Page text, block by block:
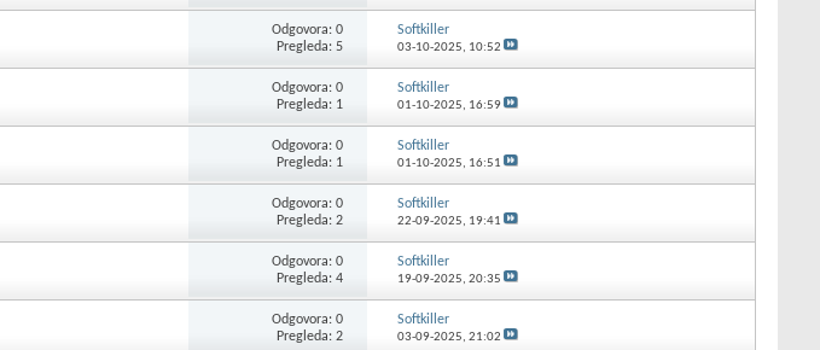
Odgovora: 0
Pregleda: 5
Softkiller
03-10-2025, 10:52
Odgovora: 0
Pregleda: 1
Softkiller
01-10-2025, 16:59
Odgovora: 0
Pregleda: 1
Softkiller
01-10-2025, 16:51
Odgovora: 0
Pregleda: 2
Softkiller
22-09-2025, 19:41
Odgovora: 0
Pregleda: 4
Softkiller
19-09-2025, 20:35
Odgovora: 0
Pregleda: 2
Softkiller
03-09-2025, 21:02